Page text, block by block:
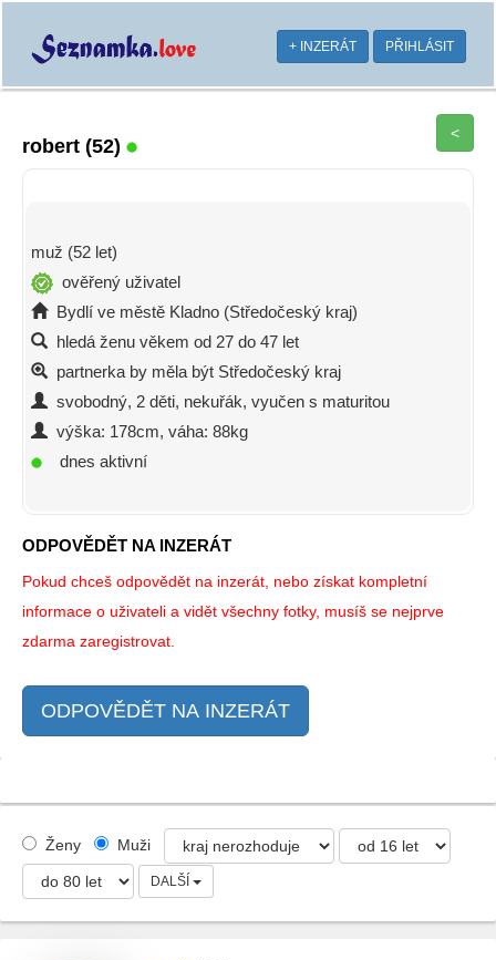
+ INZERÁT PŘIHLÁSIT
robert (52)
<
muž (52 let)
ověřený uživatel
Bydlí ve městě Kladno (Středočeský kraj)
hledá ženu věkem od 27 do 47 let
partnerka by měla být Středočeský kraj
svobodný, 2 děti, nekuřák, vyučen s maturitou
výška: 178cm, váha: 88kg
dnes aktivní
ODPOVĚDĚT NA INZERÁT
Pokud chceš odpovědět na inzerát, nebo získat kompletní
informace o uživateli a vidět všechny fotky, musíš se nejprve
zdarma zaregistrovat.
ODPOVĚDĚT NA INZERÁT
Ženy Muži
DALŠÍ